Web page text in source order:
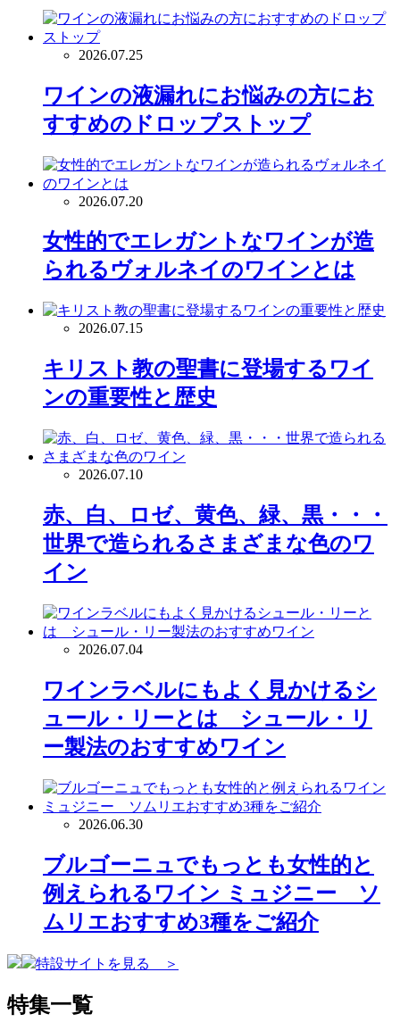
2026.07.25
ワインの液漏れにお悩みの方にお
すすめのドロップストップ
2026.07.20
女性的でエレガントなワインが造
られるヴォルネイのワインとは
2026.07.15
キリスト教の聖書に登場するワイ
ンの重要性と歴史
2026.07.10
赤、白、ロゼ、黄色、緑、黒・・・
世界で造られるさまざまな色のワ
イン
2026.07.04
ワインラベルにもよく見かけるシ
ュール・リーとは シュール・リ
ー製法のおすすめワイン
2026.06.30
ブルゴーニュでもっとも女性的と
例えられるワイン ミュジニー ソ
ムリエおすすめ3種をご紹介
特設サイトを見る ＞
特集一覧